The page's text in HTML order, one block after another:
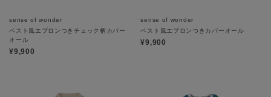
sense of wonder
ベスト風エプロンつきチェック柄カバー
オール
¥9,900
sense of wonder
ベスト風エプロンつきカバーオール
¥9,900